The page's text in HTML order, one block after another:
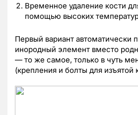
Временное удаление кости
помощью высоких
Первый вариант автоматически
инородный элемент вместо
— то же самое, только в чуть
(крепления и болты для изъятой